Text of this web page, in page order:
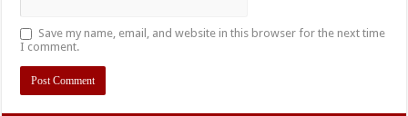
Save my name, email, and website in this browser for the next time
I comment.